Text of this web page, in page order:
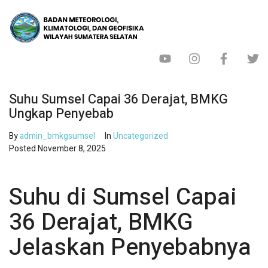
Suhu Sumsel Capai 36 Derajat, BMKG
Ungkap Penyebab
Byadmin_bmkgsumsel InUncategorized
PostedNovember 8, 2025
Suhu di Sumsel Capai
36 Derajat, BMKG
Jelaskan Penyebabnya